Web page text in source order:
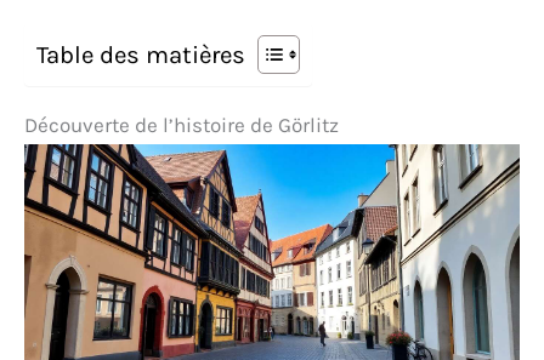
Table des matières
Découverte de l’histoire de Görlitz